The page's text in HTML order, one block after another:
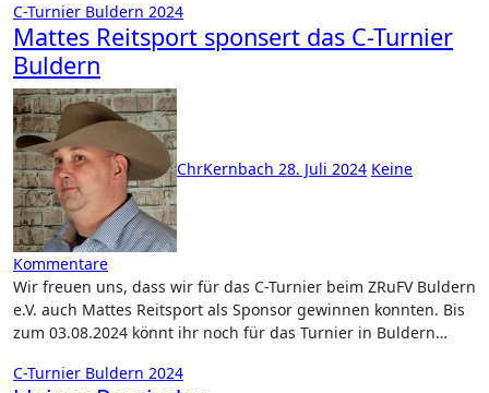
C-Turnier Buldern 2024
Mattes Reitsport sponsert das C-Turnier
Buldern
ChrKernbach 28. Juli 2024 Keine
Kommentare
Wir freuen uns, dass wir für das C-Turnier beim ZRuFV Buldern
e.V. auch Mattes Reitsport als Sponsor gewinnen konnten. Bis
zum 03.08.2024 könnt ihr noch für das Turnier in Buldern…
C-Turnier Buldern 2024